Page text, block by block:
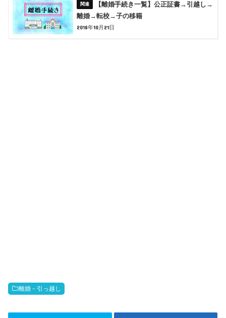
【離婚手続き一覧】公正証書→引越し→
離婚→転校→子の移籍
2018年10月21日
離婚－引っ越し